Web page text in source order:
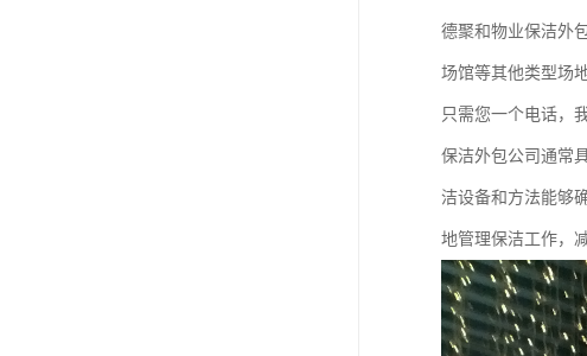
德聚和物业保洁外
场馆等其他类型场
只需您一个电话，
保洁外包公司通常
洁设备和方法能够
地管理保洁工作，